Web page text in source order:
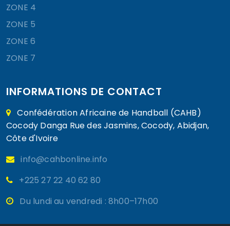
ZONE 4
ZONE 5
ZONE 6
ZONE 7
INFORMATIONS DE CONTACT
Confédération Africaine de Handball (CAHB)
Cocody Danga Rue des Jasmins, Cocody, Abidjan,
Côte d'Ivoire
info@cahbonline.info
+225 27 22 40 62 80
Du lundi au vendredi : 8h00–17h00